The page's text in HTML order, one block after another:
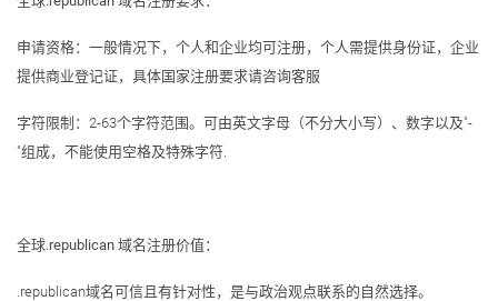
申请资格：一般情况下，个人和企业均可注册，个人需提供身份证，企业
提供商业登记证，具体国家注册要求请咨询客服
字符限制：2-63个字符范围。可由英文字母（不分大小写）、数字以及"-
"组成，不能使用空格及特殊字符.
全球.republican 域名注册价值：
.republican域名可信且有针对性，是与政治观点联系的自然选择。